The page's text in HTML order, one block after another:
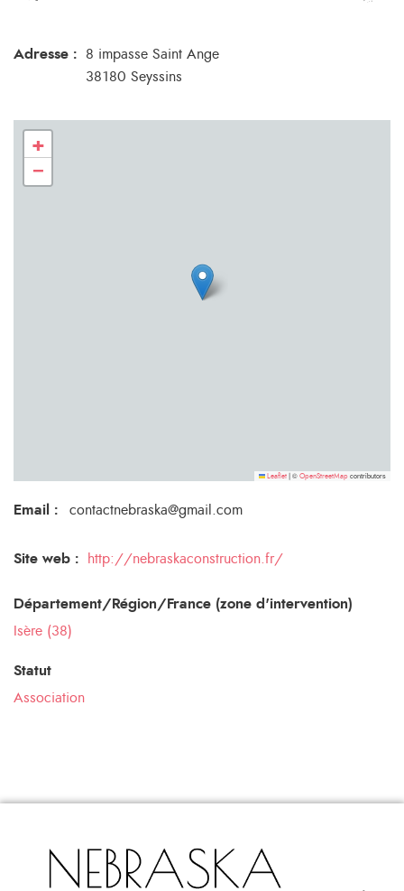
Adresse :
8 impasse Saint Ange
38180 Seyssins
+
−
Leaflet © OpenStreetMap contributors
Email : contactnebraska@gmail.com
Site web : http://nebraskaconstruction.fr/
Département/Région/France (zone d'intervention)
Isère (38)
Statut
Association